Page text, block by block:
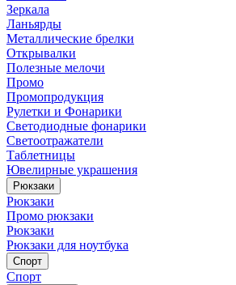
Зеркала
Ланьярды
Металлические брелки
Открывалки
Полезные мелочи
Промо
Промопродукция
Рулетки и Фонарики
Светодиодные фонарики
Светоотражатели
Таблетницы
Ювелирные украшения
Рюкзаки
Рюкзаки
Промо рюкзаки
Рюкзаки
Рюкзаки для ноутбука
Спорт
Спорт